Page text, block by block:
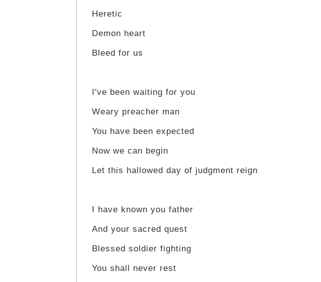
Heretic
Demon heart
Bleed for us
I've been waiting for you
Weary preacher man
You have been expected
Now we can begin
Let this hallowed day of judgment reign
I have known you father
And your sacred quest
Blessed soldier fighting
You shall never rest